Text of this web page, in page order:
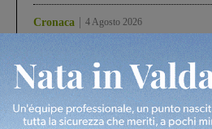
Cronaca 4 Agosto 2026
Un anno fa la strage in A1
Gianni, Giulia e Franco. Lo
processo, lo stop ai
Cronaca 3 Agosto 2026